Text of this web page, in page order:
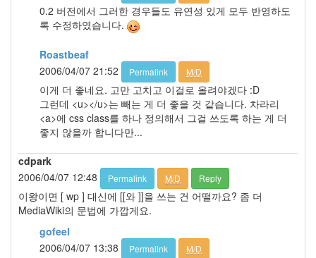
0.2 버전에서 그러한 경우들도 유연성 있게 모두 반영하도
록 수정하였습니다.
Roastbeaf
2006/04/07 21:52
Permalink M/D
이게 더 좋네요. 고만 고치고 이걸로 올려야겠다 :D
그런데 <u></u>는 빼는 게 더 좋을 것 같습니다. 차라리
<a>에 css class를 하나 정의해서 그걸 쓰도록 하는 게 더
좋지 않을까 합니다만...
cdpark
2006/04/07 12:48
Permalink M/D Reply
이왕이면 [ wp ] 대신에 [[와 ]]을 쓰는 건 어떨까요? 좀 더
MediaWiki의 문법에 가깝게요.
gofeel
2006/04/07 13:38
Permalink M/D